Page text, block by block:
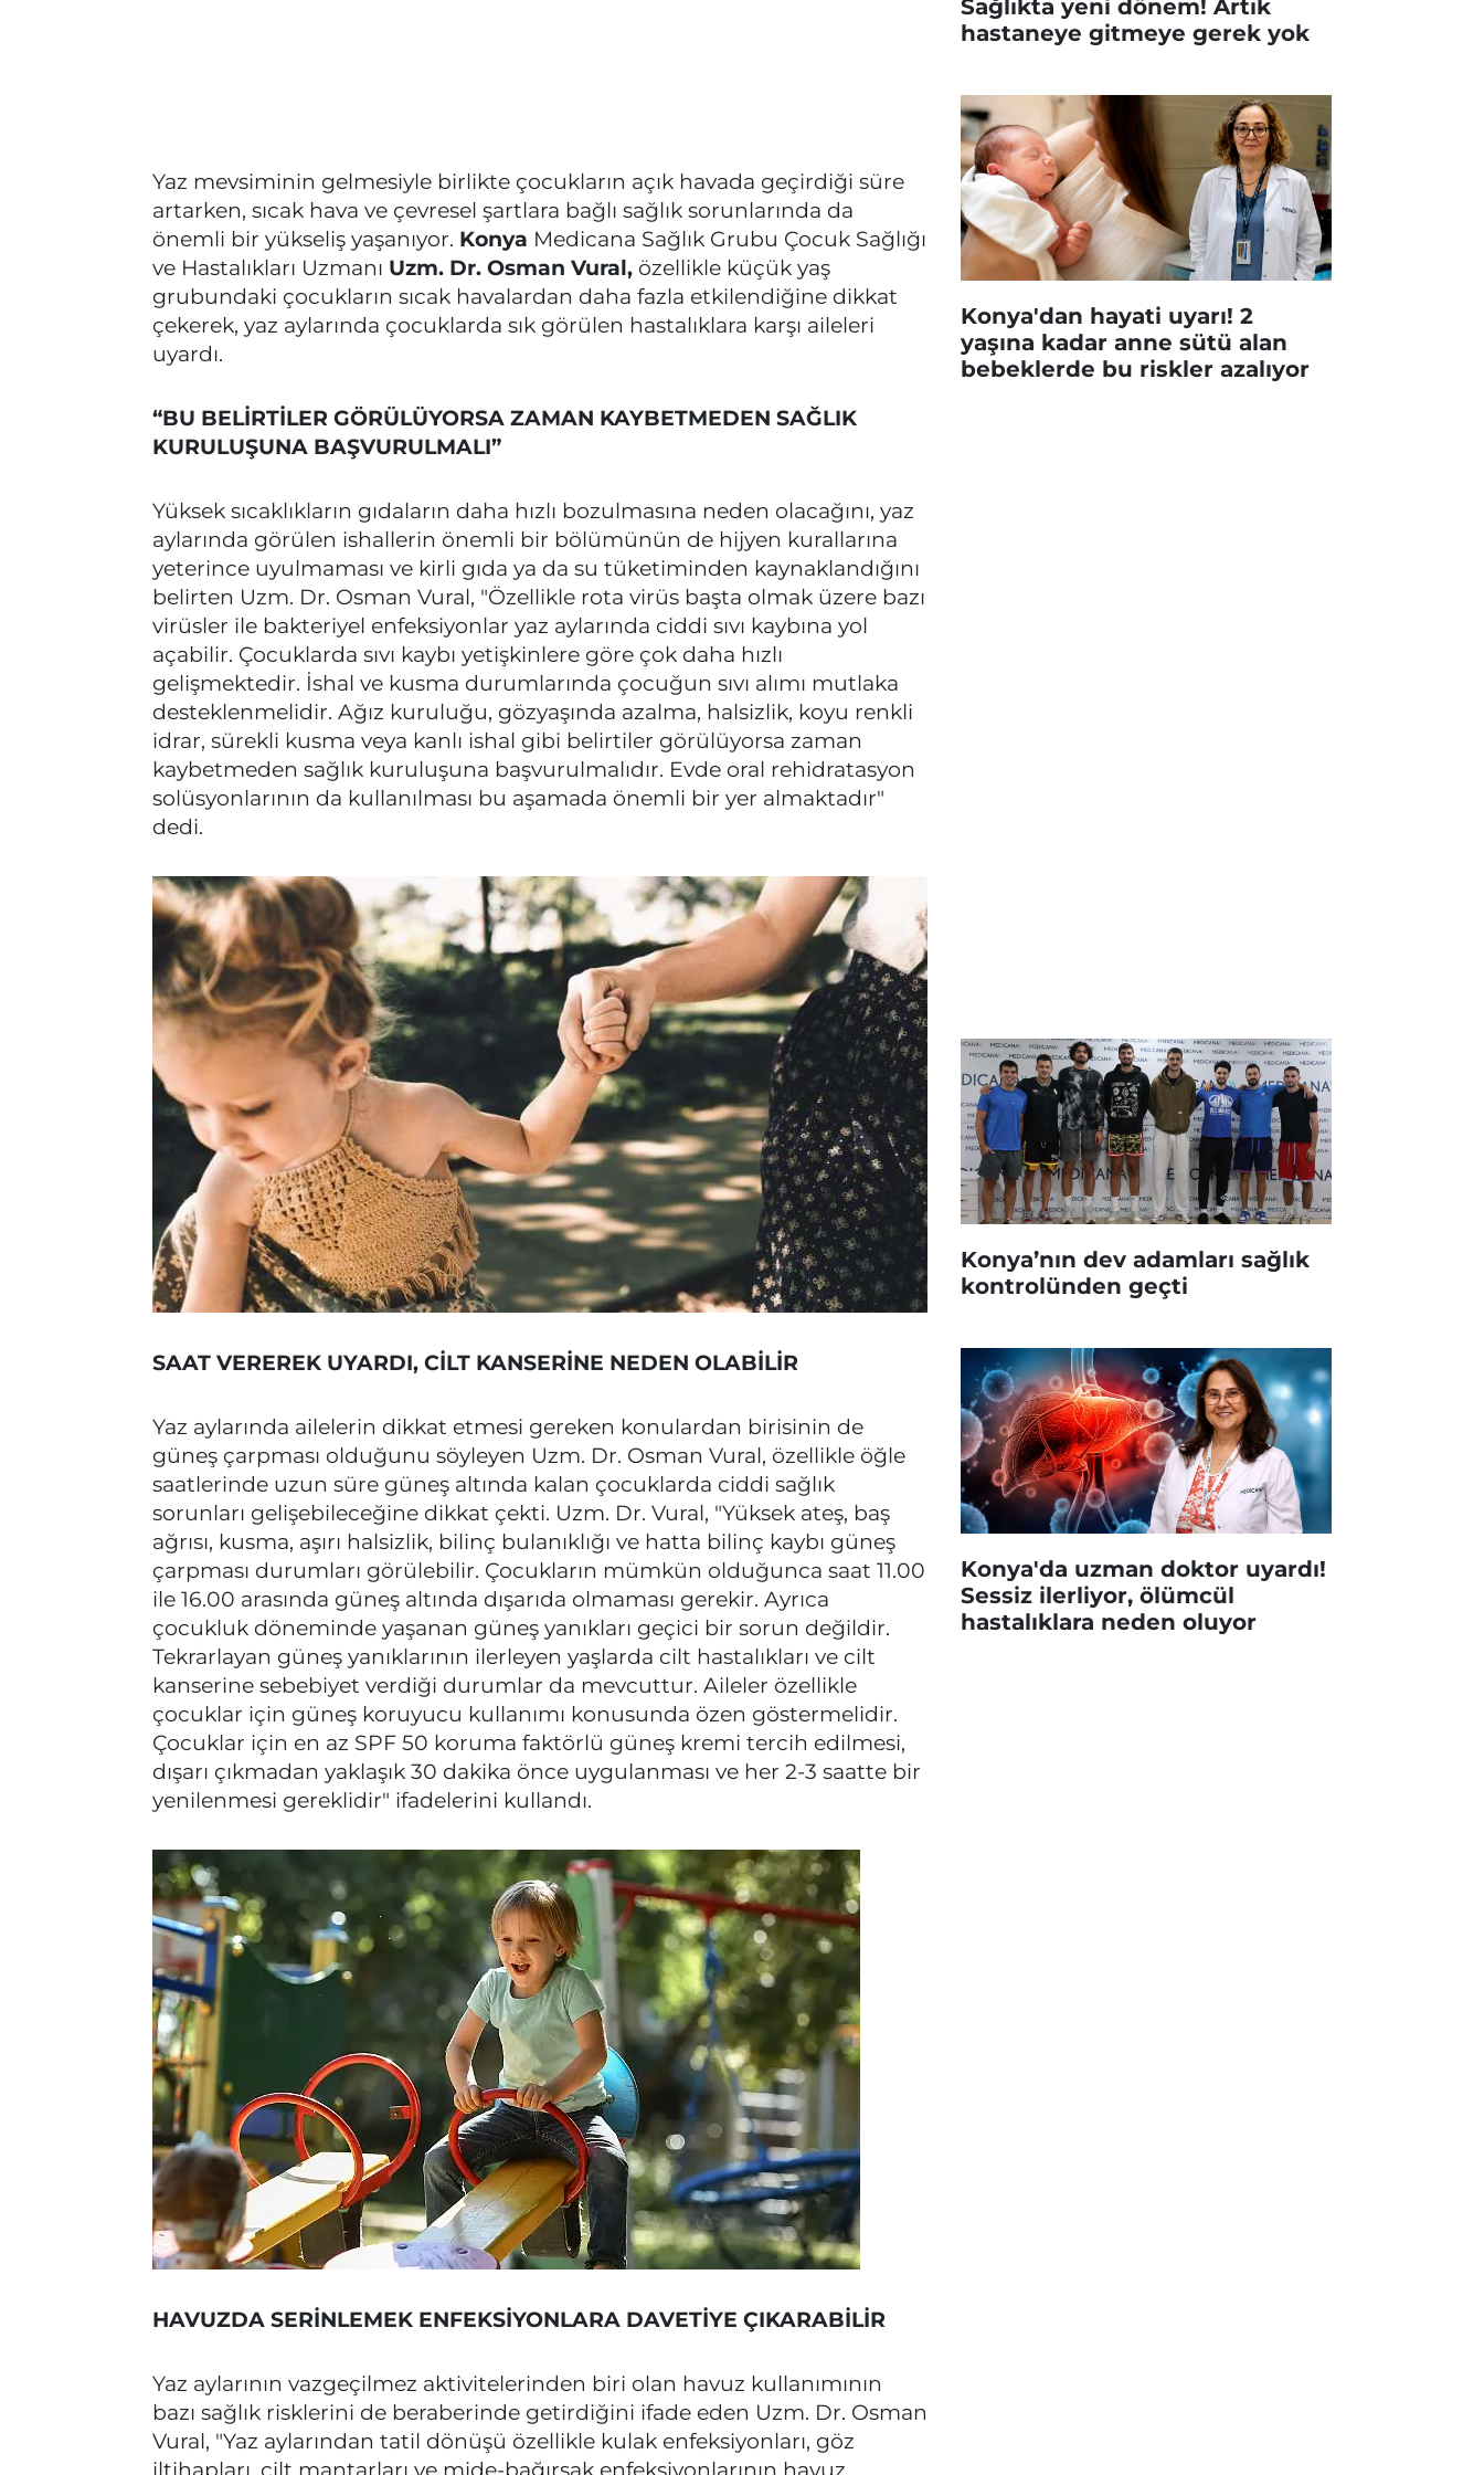
Yaz mevsiminin gelmesiyle birlikte çocukların açık havada geçirdiği süre
artarken, sıcak hava ve çevresel şartlara bağlı sağlık sorunlarında da
önemli bir yükseliş yaşanıyor. Konya Medicana Sağlık Grubu Çocuk Sağlığı
ve Hastalıkları Uzmanı Uzm. Dr. Osman Vural, özellikle küçük yaş
grubundaki çocukların sıcak havalardan daha fazla etkilendiğine dikkat
çekerek, yaz aylarında çocuklarda sık görülen hastalıklara karşı aileleri
uyardı.
“BU BELİRTİLER GÖRÜLÜYORSA ZAMAN KAYBETMEDEN SAĞLIK
KURULUŞUNA BAŞVURULMALI”
Yüksek sıcaklıkların gıdaların daha hızlı bozulmasına neden olacağını, yaz
aylarında görülen ishallerin önemli bir bölümünün de hijyen kurallarına
yeterince uyulmaması ve kirli gıda ya da su tüketiminden kaynaklandığını
belirten Uzm. Dr. Osman Vural, "Özellikle rota virüs başta olmak üzere bazı
virüsler ile bakteriyel enfeksiyonlar yaz aylarında ciddi sıvı kaybına yol
açabilir. Çocuklarda sıvı kaybı yetişkinlere göre çok daha hızlı
gelişmektedir. İshal ve kusma durumlarında çocuğun sıvı alımı mutlaka
desteklenmelidir. Ağız kuruluğu, gözyaşında azalma, halsizlik, koyu renkli
idrar, sürekli kusma veya kanlı ishal gibi belirtiler görülüyorsa zaman
kaybetmeden sağlık kuruluşuna başvurulmalıdır. Evde oral rehidratasyon
solüsyonlarının da kullanılması bu aşamada önemli bir yer almaktadır"
dedi.
SAAT VEREREK UYARDI, CİLT KANSERİNE NEDEN OLABİLİR
Yaz aylarında ailelerin dikkat etmesi gereken konulardan birisinin de
güneş çarpması olduğunu söyleyen Uzm. Dr. Osman Vural, özellikle öğle
saatlerinde uzun süre güneş altında kalan çocuklarda ciddi sağlık
sorunları gelişebileceğine dikkat çekti. Uzm. Dr. Vural, "Yüksek ateş, baş
ağrısı, kusma, aşırı halsizlik, bilinç bulanıklığı ve hatta bilinç kaybı güneş
çarpması durumları görülebilir. Çocukların mümkün olduğunca saat 11.00
ile 16.00 arasında güneş altında dışarıda olmaması gerekir. Ayrıca
çocukluk döneminde yaşanan güneş yanıkları geçici bir sorun değildir.
Tekrarlayan güneş yanıklarının ilerleyen yaşlarda cilt hastalıkları ve cilt
kanserine sebebiyet verdiği durumlar da mevcuttur. Aileler özellikle
çocuklar için güneş koruyucu kullanımı konusunda özen göstermelidir.
Çocuklar için en az SPF 50 koruma faktörlü güneş kremi tercih edilmesi,
dışarı çıkmadan yaklaşık 30 dakika önce uygulanması ve her 2-3 saatte bir
yenilenmesi gereklidir" ifadelerini kullandı.
HAVUZDA SERİNLEMEK ENFEKSİYONLARA DAVETİYE ÇIKARABİLİR
Yaz aylarının vazgeçilmez aktivitelerinden biri olan havuz kullanımının
bazı sağlık risklerini de beraberinde getirdiğini ifade eden Uzm. Dr. Osman
Vural, "Yaz aylarından tatil dönüşü özellikle kulak enfeksiyonları, göz
iltihapları, cilt mantarları ve mide-bağırsak enfeksiyonlarının havuz
Sağlıkta yeni dönem! Artık
hastaneye gitmeye gerek yok
Konya'dan hayati uyarı! 2
yaşına kadar anne sütü alan
bebeklerde bu riskler azalıyor
Konya’nın dev adamları sağlık
kontrolünden geçti
Konya'da uzman doktor uyardı!
Sessiz ilerliyor, ölümcül
hastalıklara neden oluyor